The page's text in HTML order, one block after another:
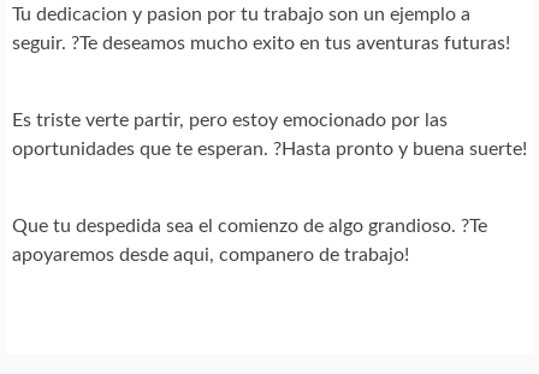
Tu dedicacion y pasion por tu trabajo son un ejemplo a
seguir. ?Te deseamos mucho exito en tus aventuras futuras!
Es triste verte partir, pero estoy emocionado por las
oportunidades que te esperan. ?Hasta pronto y buena suerte!
Que tu despedida sea el comienzo de algo grandioso. ?Te
apoyaremos desde aqui, companero de trabajo!